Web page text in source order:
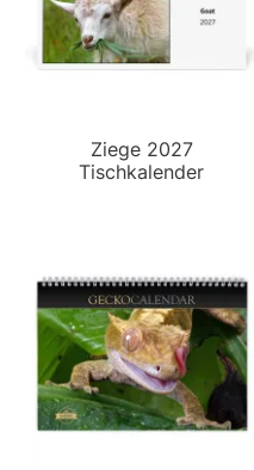
Ziege 2027
Tischkalender